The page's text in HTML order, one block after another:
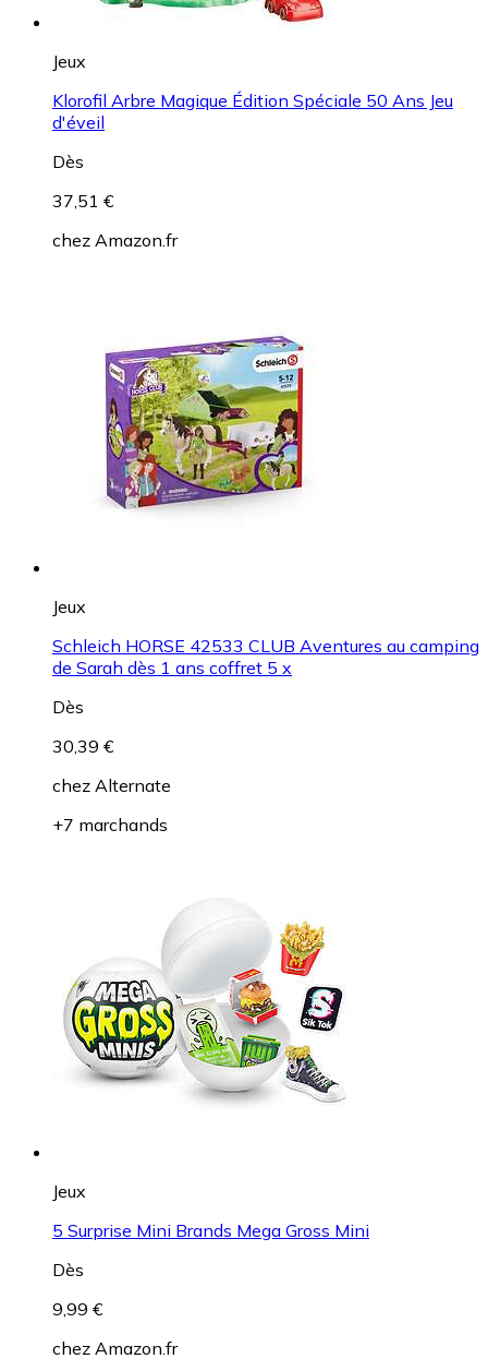
Jeux
Klorofil Arbre Magique Édition Spéciale 50 Ans Jeu
d'éveil
Dès
37,51 €
chez Amazon.fr
Jeux
Schleich HORSE 42533 CLUB Aventures au camping
de Sarah dès 1 ans coffret 5 x
Dès
30,39 €
chez Alternate
+7 marchands
Jeux
5 Surprise Mini Brands Mega Gross Mini
Dès
9,99 €
chez Amazon.fr